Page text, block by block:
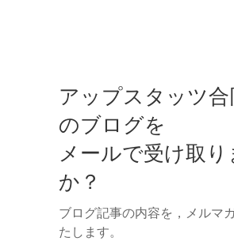
アップスタッツ合
のブログを
メールで受け取り
か？
ブログ記事の内容を，メルマ
たします。